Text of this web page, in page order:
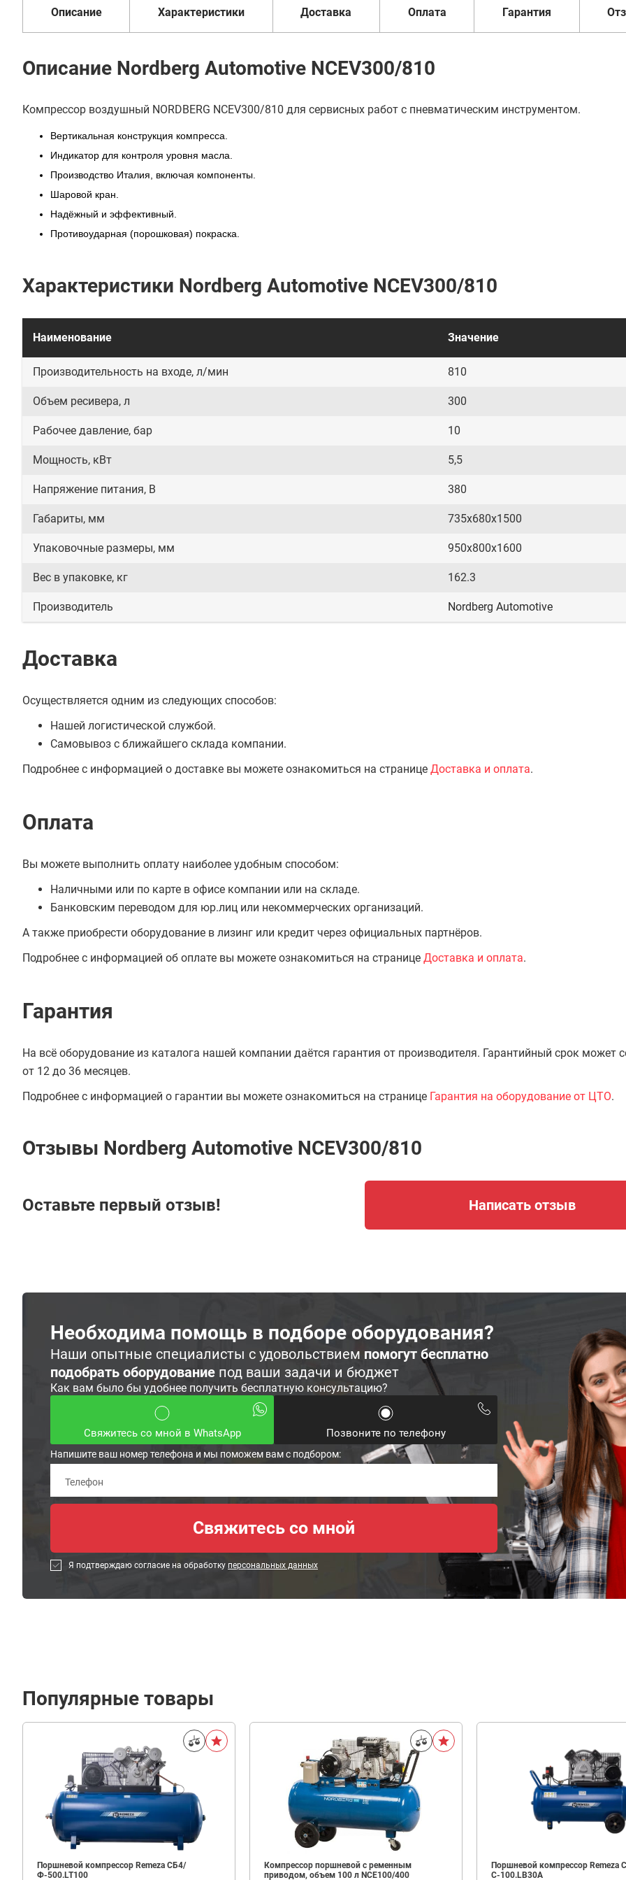
Описание Характеристики Доставка Оплата Гарантия
Описание Nordberg Automotive NCEV300/810
Компрессор воздушный NORDBERG NCEV300/810 для сервисных работ с пневматическим инструментом.
Вертикальная конструкция компресса.
Индикатор для контроля уровня масла.
Производство Италия, включая компоненты.
Шаровой кран.
Надёжный и эффективный.
Противоударная (порошковая) покраска.
Характеристики Nordberg Automotive NCEV300/810
Наименование Значение
Производительность на входе, л/мин 810
Объем ресивера, л 300
Рабочее давление, бар 10
Мощность, кВт 5,5
Напряжение питания, В 380
Габариты, мм 735x680x1500
Упаковочные размеры, мм 950х800х1600
Вес в упаковке, кг 162.3
Производитель Nordberg Automotive
Доставка
Осуществляется одним из следующих способов:
Нашей логистической службой.
Самовывоз с ближайшего склада компании.
Подробнее с информацией о доставке вы можете ознакомиться на странице Доставка и оплата.
Оплата
Вы можете выполнить оплату наиболее удобным способом:
Наличными или по карте в офисе компании или на складе.
Банковским переводом для юр.лиц или некоммерческих организаций.
А также приобрести оборудование в лизинг или кредит через официальных партнёров.
Подробнее с информацией об оплате вы можете ознакомиться на странице Доставка и оплата.
Гарантия
На всё оборудование из каталога нашей компании даётся гарантия от производителя. Гарантийный срок может
от 12 до 36 месяцев.
Подробнее с информацией о гарантии вы можете ознакомиться на странице Гарантия на оборудование от ЦТО.
Отзывы Nordberg Automotive NCEV300/810
Оставьте первый отзыв! Написать отзыв
Необходима помощь в подборе оборудования?
Наши опытные специалисты с удовольствием помогут бесплатно
подобрать оборудование под ваши задачи и бюджет
Как вам было бы удобнее получить бесплатную консультацию?
Свяжитесь со мной в WhatsApp Позвоните по телефону
Напишите ваш номер телефона и мы поможем вам с подбором:
Я подтверждаю согласие на обработку персональных данных
Популярные товары
Поршневой компрессор Remeza СБ4/
Ф-500.LT100
Компрессор поршневой с ременным
приводом, объем 100 л NCE100/400
Поршневой компрессор Remeza
С-100.LB30A